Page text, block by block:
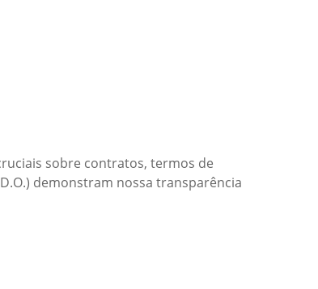
sobre contratos, termos de
demonstram nossa transparência